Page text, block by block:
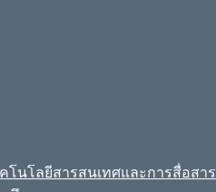
โนโลยีสารสนเทศและการสื่อสาร